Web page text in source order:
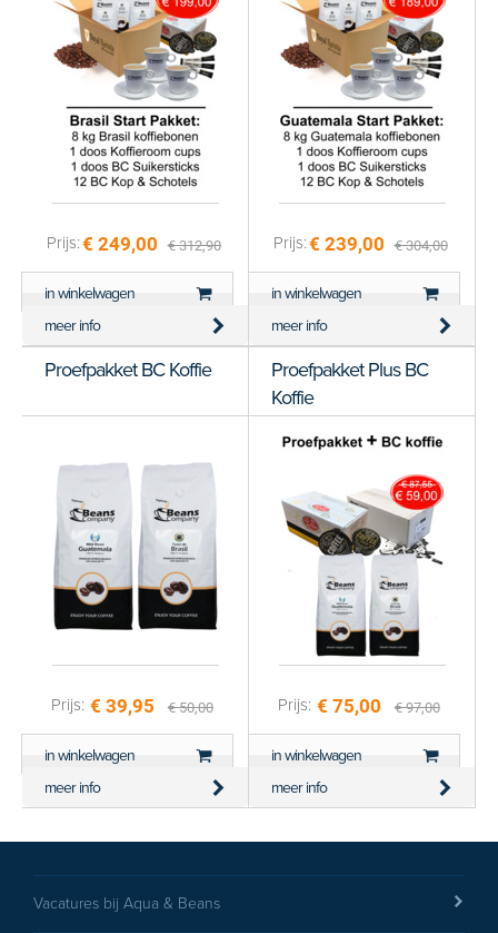
Prijs:€ 249,00 € 312,90
in winkelwagen
meer info
Prijs:€ 239,00 € 304,00
in winkelwagen
meer info
Proefpakket BC Koffie
Prijs: € 39,95 € 50,00
in winkelwagen
meer info
Proefpakket Plus BC
Koffie
Prijs: € 75,00 € 97,00
in winkelwagen
meer info
Vacatures bij Aqua & Beans